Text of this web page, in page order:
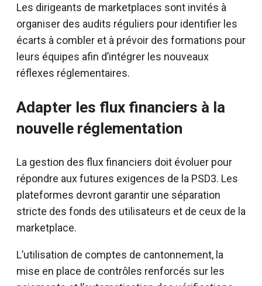
Les dirigeants de marketplaces sont invités à
organiser des audits réguliers pour identifier les
écarts à combler et à prévoir des formations pour
leurs équipes afin d’intégrer les nouveaux
réflexes réglementaires.
Adapter les flux financiers à la
nouvelle réglementation
La gestion des flux financiers doit évoluer pour
répondre aux futures exigences de la PSD3. Les
plateformes devront garantir une séparation
stricte des fonds des utilisateurs et de ceux de la
marketplace.
L’utilisation de comptes de cantonnement, la
mise en place de contrôles renforcés sur les